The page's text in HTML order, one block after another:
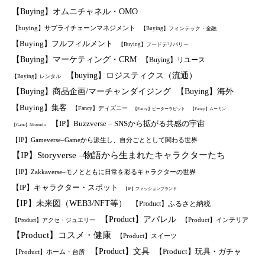
【Buying】オムニチャネル・OMO
【buying】サプライチェーンマネジメント 【Buying】フィンテック・金融
【Buying】フルフィルメント 【Buying】フードデリバリー
【Buying】マーケティング・CRM 【Buying】リユース
【Buying】レンタル
【buying】ロジスティクス（流通）
【Buying】商品企画/マーチャンダイジング
【Buying】海外
【Buying】集客
【Fancy】ディズニー 【Fancy】ピーターラビット 【Fancy】ムーミン
【Game】Nintendo 【IP】Buzzverse – SNSから拡がる共感の宇宙
【IP】Gameverse–Gameから派生し、自分ごととして関わる世界
【IP】Storyverse –物語から生まれたキャラクターたち
【IP】Zakkaverse–モノとともに日常を彩るキャラクターの世界
【IP】キャラクター・スポット 【IP】ファッションブランド
【IP】未来図（WEB3/NFT等） 【Product】ふるさと納税
【Product】アクセ・ジュエリー 【Product】アパレル 【Product】インテリア
【Product】コスメ・健康 【Product】スイーツ
【Product】ホーム・台所 【Product】文具 【Product】玩具・ガチャ